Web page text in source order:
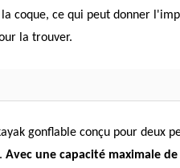
coque, ce qui peut donner
la trouver.
gonflable conçu pour deux
Avec une capacité maximale